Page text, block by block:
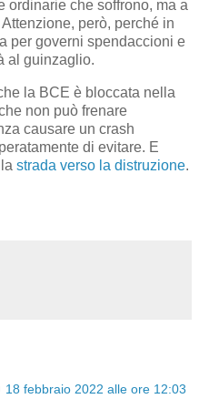
ordinarie che soffrono, ma a
però, perché in
per governi spendaccioni e
al guinzaglio.
la BCE è bloccata nella
non può frenare
causare un crash
di evitare. E
strada verso la distruzione.
18 febbraio 2022 alle ore 12:03